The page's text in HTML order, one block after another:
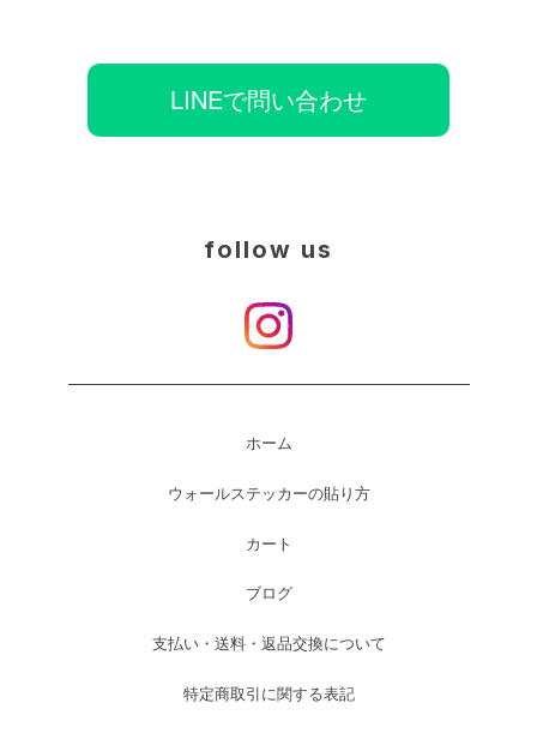
LINEで問い合わせ
follow us
ホーム
ウォールステッカーの貼り方
カート
ブログ
支払い・送料・返品交換について
特定商取引に関する表記